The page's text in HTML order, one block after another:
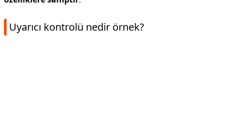
Uyarıcı kontrolü nedir örnek?